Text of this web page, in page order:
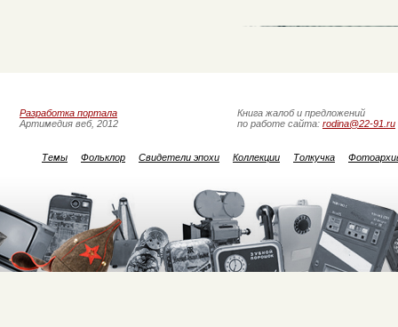
Разработка портала
Артимедия веб, 2012
Книга жалоб и предложений
по работе сайта: rodina@22-91.ru
Темы Фольклор Свидетели эпохи Коллекции Толкучка